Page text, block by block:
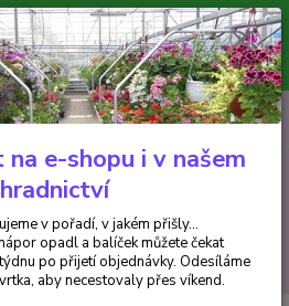
odeslání z e-shopu je 300 Kč.
opadl a balíček můžete čekat
po přijetí objednávky. Objednávky
pořadí, v jakém přišly...
CZK
Hledat
0ks
za0 Kč
e-shopu i v našem
v pořadí, v jakém přišly...
opadl a balíček můžete čekat
po přijetí objednávky. Odesíláme
aby necestovaly přes víkend.